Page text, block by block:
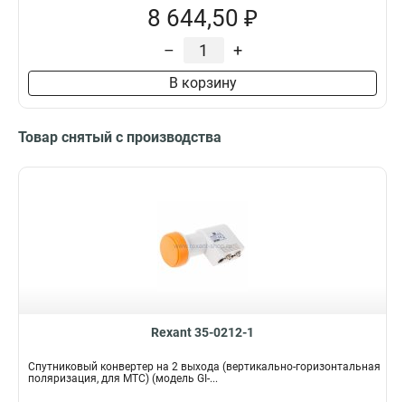
8 644,50 ₽
– +
В корзину
Товар снятый с производства
Rexant 35-0212-1
Спутниковый конвертер на 2 выхода (вертикально-горизонтальная
поляризация, для МТС) (модель GI-...